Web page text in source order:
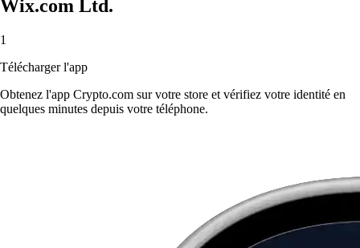
Wix.com Ltd.
1
Télécharger l'app
Obtenez l'app Crypto.com sur votre store et vérifiez votre identité en
quelques minutes depuis votre téléphone.